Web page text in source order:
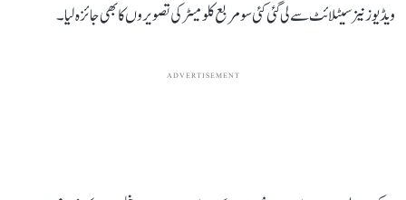
ویڈیوز نیز سیٹلائٹ سے لی گئی کئی سو مربع کلومیٹر کی تصویروں کا بھی جائزہ لیا۔
ADVERTISEMENT